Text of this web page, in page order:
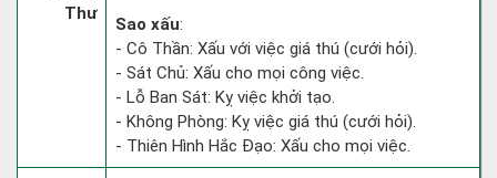
Thư
Sao xấu:
- Cô Thần: Xấu với việc giá thú (cưới hỏi).
- Sát Chủ: Xấu cho mọi công việc.
- Lỗ Ban Sát: Kỵ việc khởi tạo.
- Không Phòng: Kỵ việc giá thú (cưới hỏi).
- Thiên Hình Hắc Đạo: Xấu cho mọi việc.